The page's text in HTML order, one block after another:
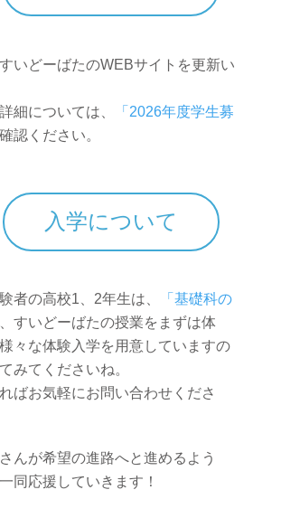
いどーばたのWEBサイトを更新い
細については、
「2026年度学生募
認ください。
入学について
者の高校1、2年生は、
「基礎科の
すいどーばたの授業をまずは体
々な体験入学を用意していますの
みてくださいね。
ばお気軽にお問い合わせくださ
んが希望の進路へと進めるよう
同応援していきます！